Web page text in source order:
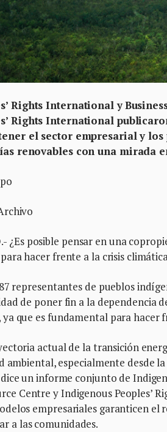
Rights International y
Rights International
el sector empresarial y
renovables con una mirada
¿Es posible pensar en una
hacer frente a la crisis
representantes de pueblos
de poner fin a la dependencia
que es fundamental para hacer
actual de la transición
ambiental, especialmente desde
un informe conjunto de
Centre y Indigenous Peoples’
empresariales garanticen el
a las comunidades.